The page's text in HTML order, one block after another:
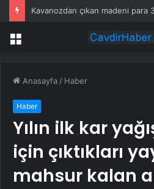
Kavanozdan çıkan madeni para
Menü
Anasayfa / Haber
Haber
Yılın ilk kar
için çıktıkları
mahsur kalan